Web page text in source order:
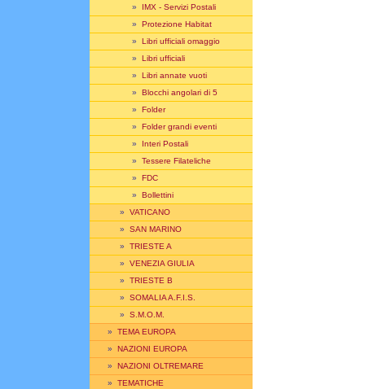
» IMX - Servizi Postali
» Protezione Habitat
» Libri ufficiali omaggio
» Libri ufficiali
» Libri annate vuoti
» Blocchi angolari di 5
» Folder
» Folder grandi eventi
» Interi Postali
» Tessere Filateliche
» FDC
» Bollettini
» VATICANO
» SAN MARINO
» TRIESTE A
» VENEZIA GIULIA
» TRIESTE B
» SOMALIA A.F.I.S.
» S.M.O.M.
» TEMA EUROPA
» NAZIONI EUROPA
» NAZIONI OLTREMARE
» TEMATICHE